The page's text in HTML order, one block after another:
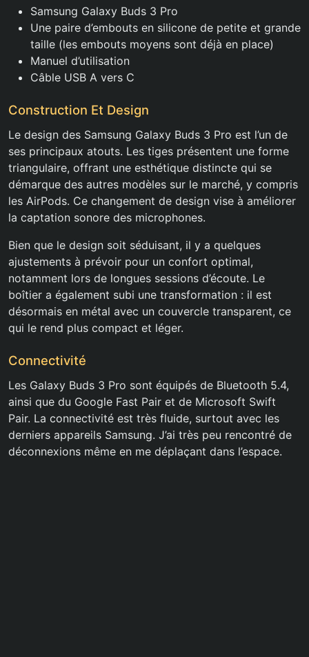
Samsung Galaxy Buds 3 Pro
Une paire d’embouts en silicone de petite et grande
taille (les embouts moyens sont déjà en place)
Manuel d’utilisation
Câble USB A vers C
Construction Et Design
Le design des Samsung Galaxy Buds 3 Pro est l’un de
ses principaux atouts. Les tiges présentent une forme
triangulaire, offrant une esthétique distincte qui se
démarque des autres modèles sur le marché, y compris
les AirPods. Ce changement de design vise à améliorer
la captation sonore des microphones.
Bien que le design soit séduisant, il y a quelques
ajustements à prévoir pour un confort optimal,
notamment lors de longues sessions d’écoute. Le
boîtier a également subi une transformation : il est
désormais en métal avec un couvercle transparent, ce
qui le rend plus compact et léger.
Connectivité
Les Galaxy Buds 3 Pro sont équipés de Bluetooth 5.4,
ainsi que du Google Fast Pair et de Microsoft Swift
Pair. La connectivité est très fluide, surtout avec les
derniers appareils Samsung. J’ai très peu rencontré de
déconnexions même en me déplaçant dans l’espace.